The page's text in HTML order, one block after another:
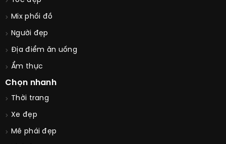
Mix phối đồ
Người đẹp
Địa điểm ăn uống
Ẩm thực
Chọn nhanh
Thời trang
Xe đẹp
Mê phái đẹp